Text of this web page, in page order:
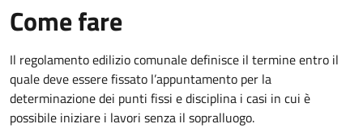
Come fare
Il regolamento edilizio comunale definisce il termine entro il
quale deve essere fissato l’appuntamento per la
determinazione dei punti fissi e disciplina i casi in cui è
possibile iniziare i lavori senza il sopralluogo.